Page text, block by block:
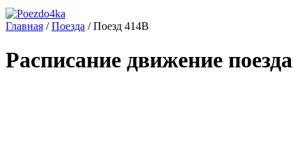
Главная /Поезда /Поезд 414В
Расписание движение поезда